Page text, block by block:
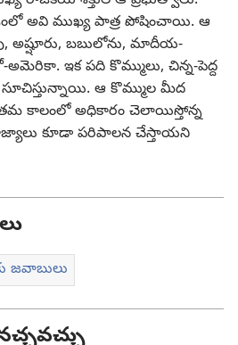
అవి ముఖ్య పాత్ర పోషించాయి. ఆ
అష్షూరు, బబులోను, మాదీయ-
అమెరికా. ఇక పది కొమ్ములు, చిన్న-పెద్ద
ఆ కొమ్ముల మీద
కాలంలో అధికారం చెలాయిస్తోన్న
కూడా పరిపాలన చేస్తాయని
జవాబులు